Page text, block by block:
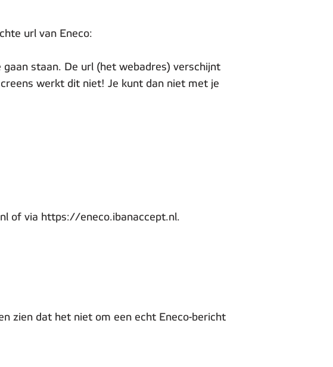
url van Eneco:
staan. De url (het webadres) verschijnt
werkt dit niet! Je kunt dan niet met je
of via https://eneco.ibanaccept.nl.
zien dat het niet om een echt Eneco-bericht